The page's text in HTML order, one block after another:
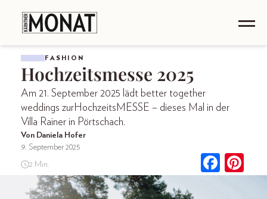
FASHION
Hochzeitsmesse 2025
Am 21. September 2025 lädt better together
weddings zurHochzeitsMESSE – dieses Mal in der
Villa Rainer in Pörtschach.
Von Daniela Hofer
9. September 2025
2 Min.